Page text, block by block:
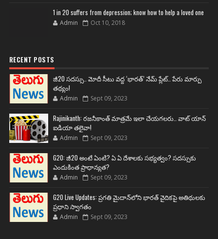
1 in 20 suffers from depression; know how to help a loved one
Admin Oct 10, 2018
RECENT POSTS
జీ20 సదస్సు.. మోదీ సీటు వద్ద ‘భారత్’ నేమ్ ప్లేట్‌.. పేరు మార్పు
తథ్యం!
Admin Sept 09, 2023
Rajinikanth: రజనీకాంత్ మాత్రమే ఇలా చేయగలరు.. వాట్ యాన్
ఐడియా తలైవా!
Admin Sept 09, 2023
G20: జీ20 అంటే ఏంటి? ఏ ఏ దేశాలకు సభ్యత్వం? సదస్సుకు
ఎందుకింత ప్రాధాన్యత?
Admin Sept 09, 2023
G20 Live Updates: ప్రగతి మైదాన్‌లోని భారత్ వైదికపై అతిథులకు
ప్రధాని స్వాగతం
Admin Sept 09, 2023